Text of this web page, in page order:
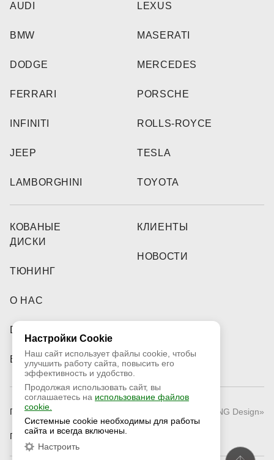
AUDI
BMW
DODGE
FERRARI
INFINITI
JEEP
LAMBORGHINI
LEXUS
MASERATI
MERCEDES
PORSCHE
ROLLS-ROYCE
TESLA
TOYOTA
КОВАНЫЕ
ДИСКИ
ТЮНИНГ
О НАС
DEALERS
ВИДЕО
КЛИЕНТЫ
НОВОСТИ
© 2026 «RNG Design»
Публичная оферта
Политика конфиденциальности
Настройки Cookie
Наш сайт использует файлы cookie, чтобы
улучшить работу сайта, повысить его
эффективность и удобство.
Продолжая использовать сайт, вы
соглашаетесь на использование файлов
cookie.
Системные cookie необходимы для работы
сайта и всегда включены.
Настроить